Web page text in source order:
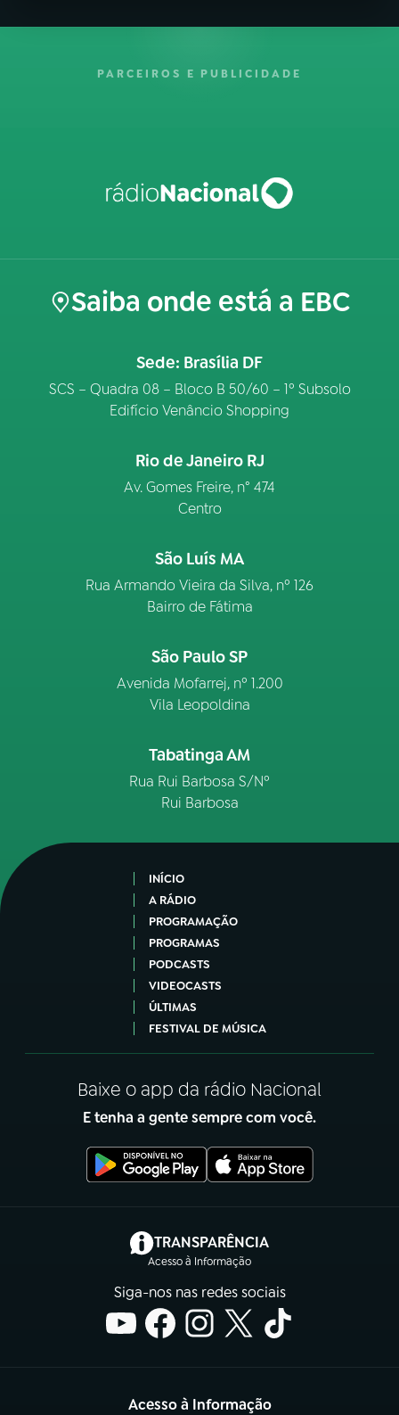
PARCEIROS E PUBLICIDADE
Saiba onde está a EBC
Sede: Brasília DF
SCS – Quadra 08 – Bloco B 50/60 – 1º Subsolo
Edifício Venâncio Shopping
Rio de Janeiro RJ
Av. Gomes Freire, n° 474
Centro
São Luís MA
Rua Armando Vieira da Silva, nº 126
Bairro de Fátima
São Paulo SP
Avenida Mofarrej, nº 1.200
Vila Leopoldina
Tabatinga AM
Rua Rui Barbosa S/Nº
Rui Barbosa
INÍCIO
A RÁDIO
PROGRAMAÇÃO
PROGRAMAS
PODCASTS
VIDEOCASTS
ÚLTIMAS
FESTIVAL DE MÚSICA
Baixe o app da rádio Nacional
E tenha a gente sempre com você.
TRANSPARÊNCIA
Acesso à Informação
(abre em nova aba)
Siga-nos nas redes sociais
Acesso à Informação